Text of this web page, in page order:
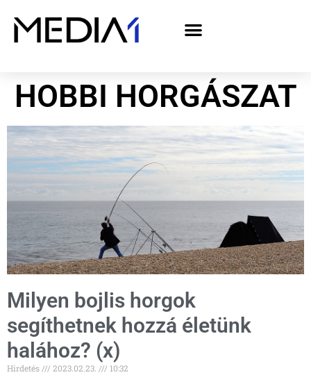
HOBBI HORGÁSZAT
Milyen bojlis horgok
segíthetnek hozzá életünk
halához? (x)
Hirdetés 2023.02.23. 10:32